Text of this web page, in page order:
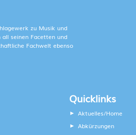
zu Musik und
seinen Facetten und
Fachwelt ebenso
Quicklinks
Aktuelles/Home
Abkürzungen